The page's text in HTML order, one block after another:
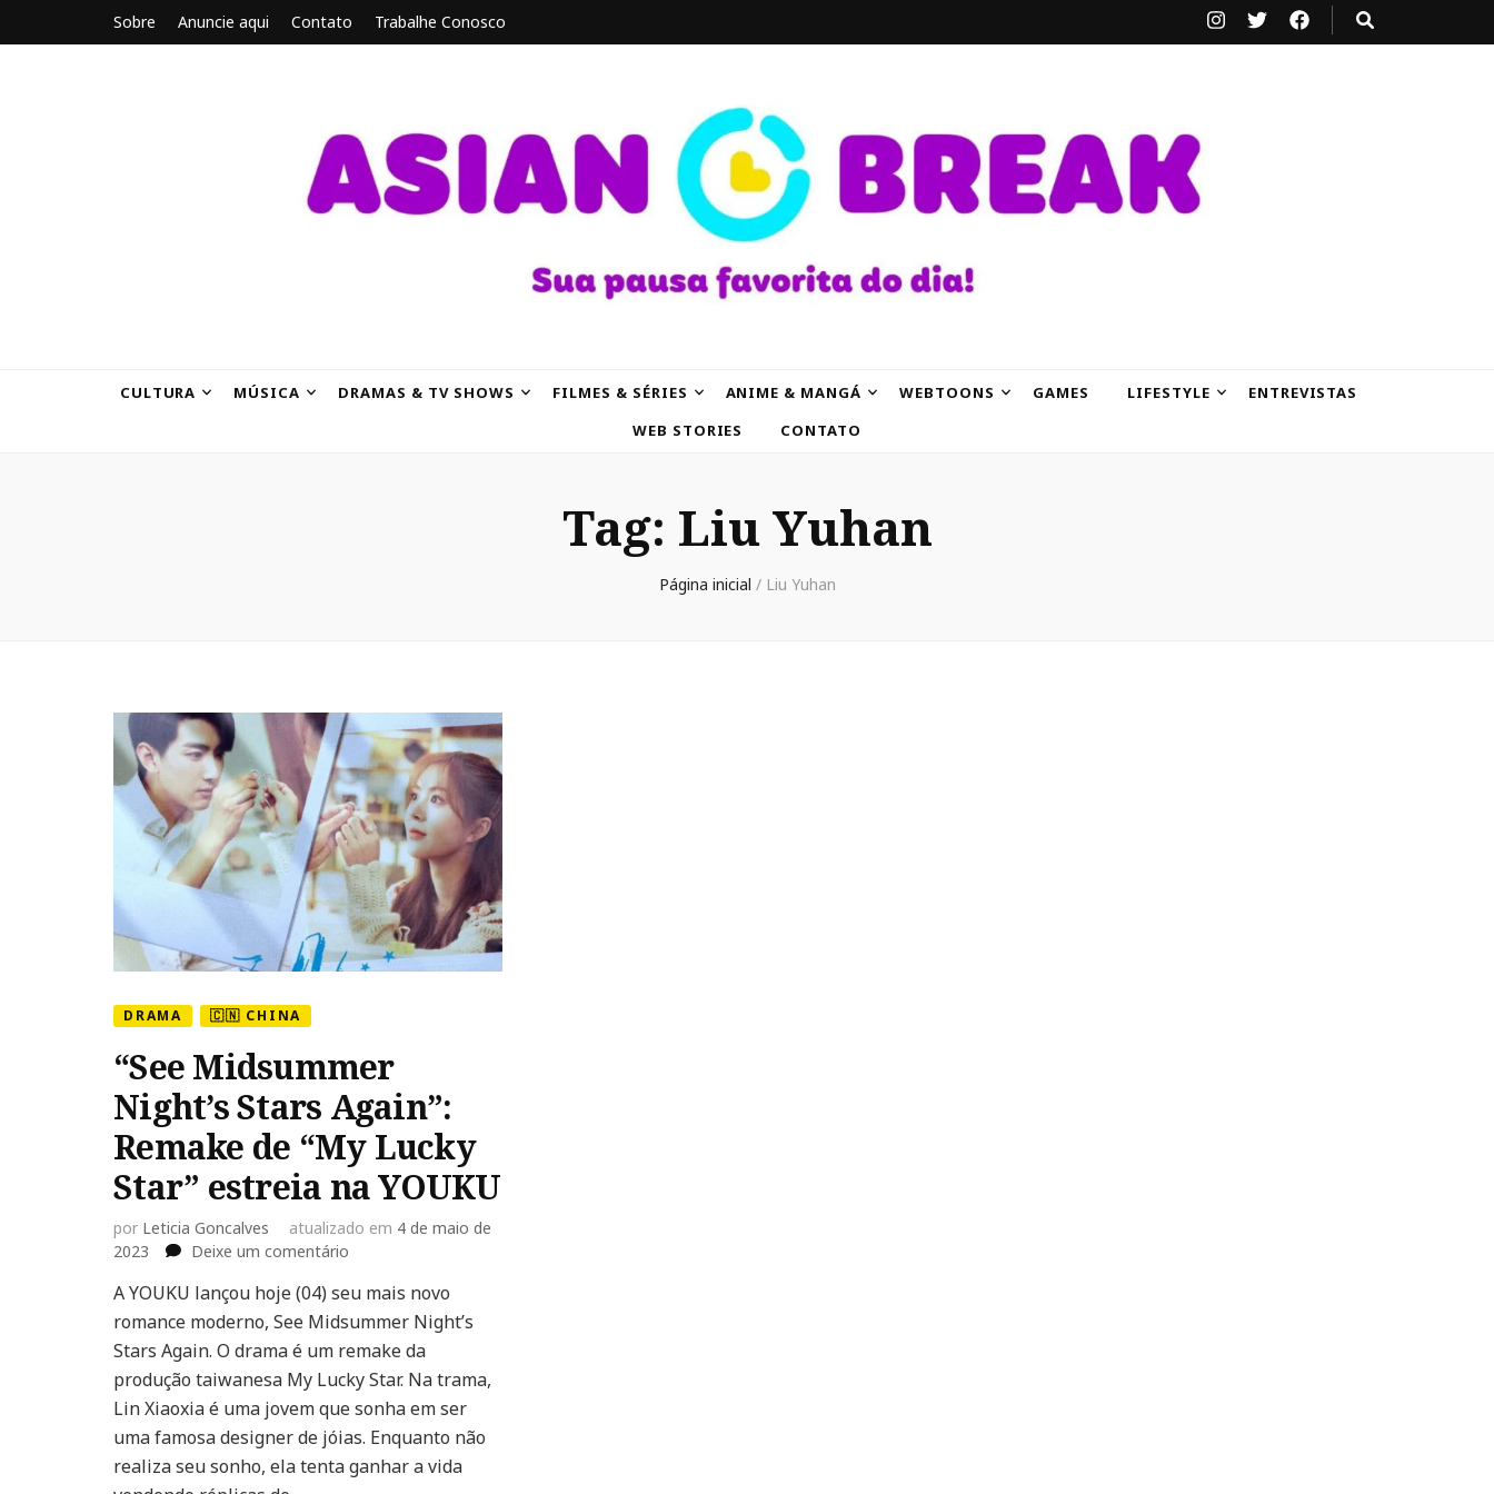
Sobre Anuncie aqui Contato Trabalhe Conosco
CULTURA MÚSICA DRAMAS & TV SHOWS FILMES & SÉRIES ANIME & MANGÁ WEBTOONS GAMES LIFESTYLE
ENTREVISTAS
WEB STORIES
CONTATO
Tag: Liu Yuhan
Página inicial / Liu Yuhan
DRAMA 🇨🇳 CHINA
“See Midsummer
Night’s Stars Again”:
Remake de “My Lucky
Star” estreia na YOUKU
por Leticia Goncalves atualizado em 4 de maio de
2023
Deixe um comentário
Midsummer
Night’s
Stars
Remake
de
“My
Lucky
Star”
A YOUKU lançou hoje (04) seu mais novo
romance moderno, See Midsummer Night’s
Stars Again. O drama é um remake da
produção taiwanesa My Lucky Star. Na trama,
Lin Xiaoxia é uma jovem que sonha em ser
uma famosa designer de jóias. Enquanto não
realiza seu sonho, ela tenta ganhar a vida